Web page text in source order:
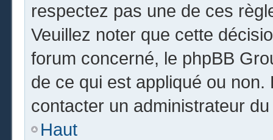
respectez pas une de ces
Veuillez noter que cette
forum concerné, le phpBB
de ce qui est appliqué ou non.
contacter un administrateur
Haut